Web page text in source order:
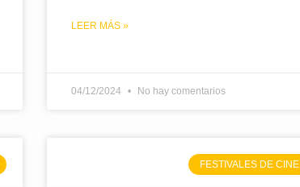
LEER MÁS »
04/12/2024 No hay comentarios
FESTIVALES DE CINE